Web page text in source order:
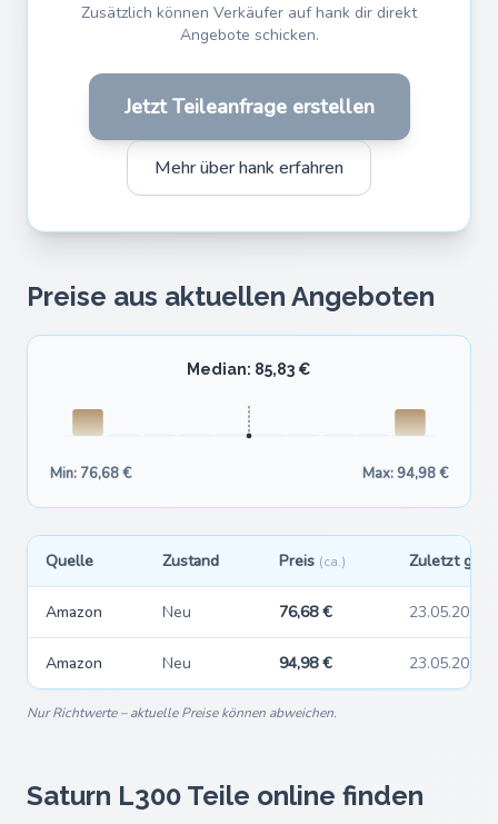
Zusätzlich können Verkäufer auf hank dir direkt
Angebote schicken.
Jetzt Teileanfrage erstellen
Mehr über hank erfahren
Preise aus aktuellen Angeboten
Median: 85,83 €
Min: 76,68 € Max: 94,98 €
Quelle Zustand Preis (ca.) Zuletzt
Amazon Neu 76,68 € 23.05.2026
Amazon Neu 94,98 € 23.05.2026
Nur Richtwerte – aktuelle Preise können abweichen.
Saturn L300 Teile online finden